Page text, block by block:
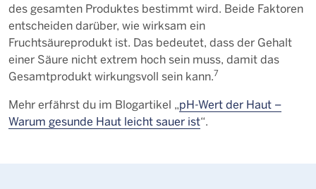
des gesamten Produktes bestimmt wird. Beide Faktoren
entscheiden darüber, wie wirksam ein
Fruchtsäureprodukt ist. Das bedeutet, dass der Gehalt
einer Säure nicht extrem hoch sein muss, damit das
Gesamtprodukt wirkungsvoll sein kann.7
Mehr erfährst du im Blogartikel „pH-Wert der Haut –
Warum gesunde Haut leicht sauer ist“.